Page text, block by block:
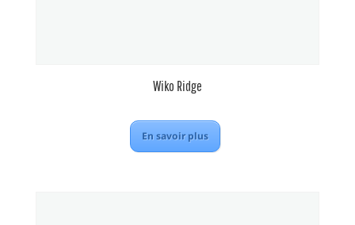
Wiko Ridge
En savoir plus